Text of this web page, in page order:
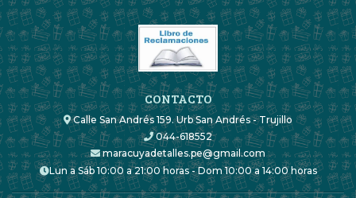
CONTACTO
Calle San Andrés 159. Urb San Andrés - Trujillo
044-618552
maracuyadetalles.pe@gmail.com
Lun a Sáb 10:00 a 21:00 horas - Dom 10:00 a 14:00 horas